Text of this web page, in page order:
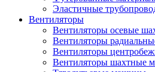
Эластичные
Вентиляторы
Вентиляторы осевые
Вентиляторы
Вентиляторы
Вентиляторы шахтные